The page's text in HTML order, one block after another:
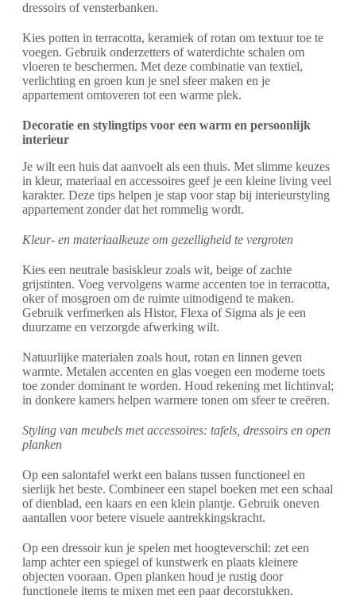
dressoirs of vensterbanken.
Kies potten in terracotta, keramiek of rotan om textuur toe te
voegen. Gebruik onderzetters of waterdichte schalen om
vloeren te beschermen. Met deze combinatie van textiel,
verlichting en groen kun je snel sfeer maken en je
appartement omtoveren tot een warme plek.
Decoratie en stylingtips voor een warm en persoonlijk
interieur
Je wilt een huis dat aanvoelt als een thuis. Met slimme keuzes
in kleur, materiaal en accessoires geef je een kleine living veel
karakter. Deze tips helpen je stap voor stap bij interieurstyling
appartement zonder dat het rommelig wordt.
Kleur- en materiaalkeuze om gezelligheid te vergroten
Kies een neutrale basiskleur zoals wit, beige of zachte
grijstinten. Voeg vervolgens warme accenten toe in terracotta,
oker of mosgroen om de ruimte uitnodigend te maken.
Gebruik verfmerken als Histor, Flexa of Sigma als je een
duurzame en verzorgde afwerking wilt.
Natuurlijke materialen zoals hout, rotan en linnen geven
warmte. Metalen accenten en glas voegen een moderne toets
toe zonder dominant te worden. Houd rekening met lichtinval;
in donkere kamers helpen warmere tonen om sfeer te creëren.
Styling van meubels met accessoires: tafels, dressoirs en open
planken
Op een salontafel werkt een balans tussen functioneel en
sierlijk het beste. Combineer een stapel boeken met een schaal
of dienblad, een kaars en een klein plantje. Gebruik oneven
aantallen voor betere visuele aantrekkingskracht.
Op een dressoir kun je spelen met hoogteverschil: zet een
lamp achter een spiegel of kunstwerk en plaats kleinere
objecten vooraan. Open planken houd je rustig door
functionele items te mixen met een paar decorstukken.